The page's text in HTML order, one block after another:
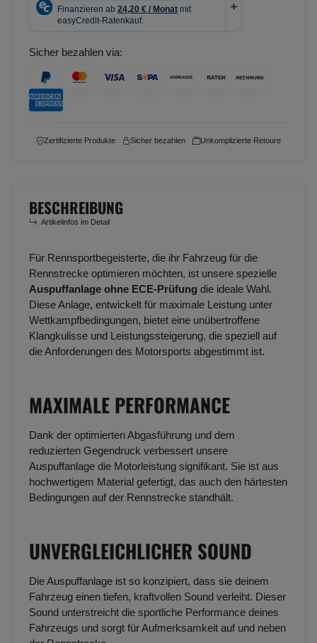
Sicher bezahlen via:
Zertifizierte Produkte Sicher bezahlen Unkomplizierte Retoure
BESCHREIBUNG
Artikelinfos im Detail
Für Rennsportbegeisterte, die ihr Fahrzeug für die
Rennstrecke optimieren möchten, ist unsere spezielle
Auspuffanlage ohne ECE-Prüfung die ideale Wahl.
Diese Anlage, entwickelt für maximale Leistung unter
Wettkampfbedingungen, bietet eine unübertroffene
Klangkulisse und Leistungssteigerung, die speziell auf
die Anforderungen des Motorsports abgestimmt ist.
MAXIMALE PERFORMANCE
Dank der optimierten Abgasführung und dem
reduzierten Gegendruck verbessert unsere
Auspuffanlage die Motorleistung signifikant. Sie ist aus
hochwertigem Material gefertigt, das auch den härtesten
Bedingungen auf der Rennstrecke standhält.
UNVERGLEICHLICHER SOUND
Die Auspuffanlage ist so konzipiert, dass sie deinem
Fahrzeug einen tiefen, kraftvollen Sound verleiht. Dieser
Sound unterstreicht die sportliche Performance deines
Fahrzeugs und sorgt für Aufmerksamkeit auf und neben